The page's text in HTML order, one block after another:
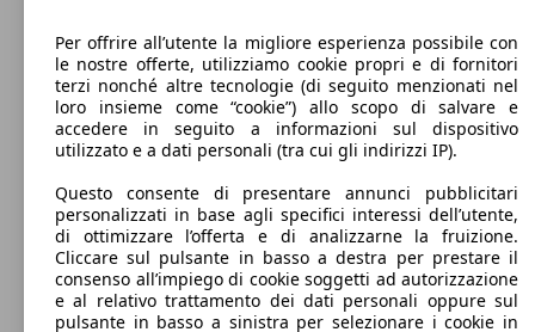
GPL
Carburante
139 g/km
Emissioni di CO2 (combinato)*
Per offrire all’utente la migliore esperienza possibile con
le nostre offerte, utilizziamo cookie propri e di fornitori
terzi nonché altre tecnologie (di seguito menzionati nel
loro insieme come “cookie”) allo scopo di salvare e
accedere in seguito a informazioni sul dispositivo
utilizzato e a dati personali (tra cui gli indirizzi IP).
Questo consente di presentare annunci pubblicitari
personalizzati in base agli specifici interessi dell’utente,
di ottimizzare l’offerta e di analizzarne la fruizione.
Cliccare sul pulsante in basso a destra per prestare il
consenso all’impiego di cookie soggetti ad autorizzazione
e al relativo trattamento dei dati personali oppure sul
pulsante in basso a sinistra per selezionare i cookie in